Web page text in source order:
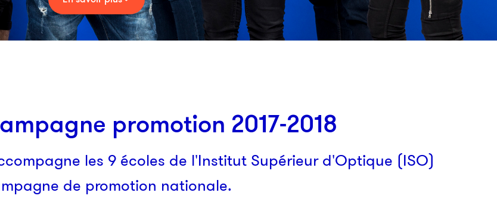
promotion 2017-2018
les 9 écoles de l'Institut Supérieur d'Optique (ISO)
de promotion nationale.